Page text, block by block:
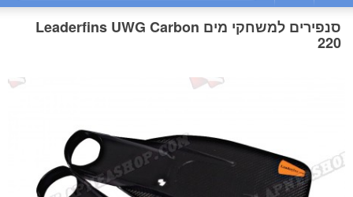
סנפירים למשחקי מים Leaderfins UWG Carbon
220